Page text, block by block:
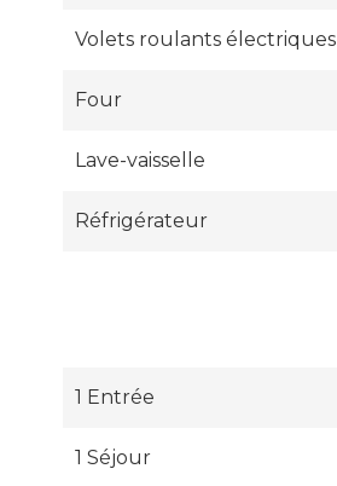
Volets roulants électriques
Four
Lave-vaisselle
Réfrigérateur
1 Entrée
1 Séjour